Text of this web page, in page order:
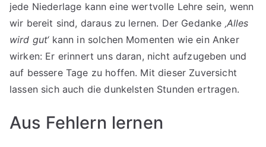
jede Niederlage kann eine wertvolle Lehre sein, wenn
wir bereit sind, daraus zu lernen. Der Gedanke ‚Alles
wird gut‘kann in solchen Momenten wie ein Anker
wirken: Er erinnert uns daran, nicht aufzugeben und
auf bessere Tage zu hoffen. Mit dieser Zuversicht
lassen sich auch die dunkelsten Stunden ertragen.
Aus Fehlern lernen